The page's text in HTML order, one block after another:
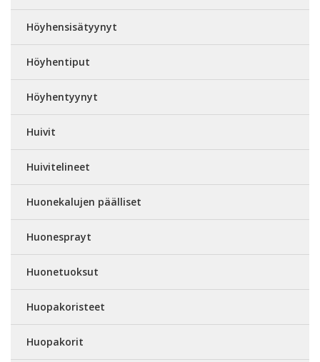
Höyhensisätyynyt
Höyhentiput
Höyhentyynyt
Huivit
Huivitelineet
Huonekalujen päälliset
Huonesprayt
Huonetuoksut
Huopakoristeet
Huopakorit